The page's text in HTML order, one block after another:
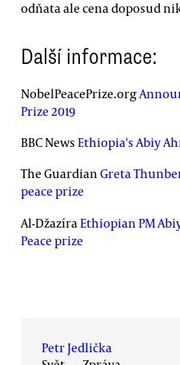
odňata ale cena doposud
Další informace:
NobelPeacePrize.org
Prize 2019
BBC News Ethiopia's Abiy
The Guardian Greta
peace prize
Al-Džazíra Ethiopian PM
Peace prize
Petr Jedlička